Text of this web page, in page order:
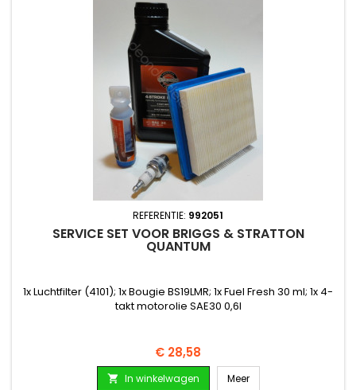
REFERENTIE: 992051
SERVICE SET VOOR BRIGGS & STRATTON
QUANTUM
1x Luchtfilter (4101); 1x Bougie BS19LMR; 1x Fuel Fresh 30 ml; 1x 4-
takt motorolie SAE30 0,6l
Prijs
€ 28,58
 In winkelwagen Meer